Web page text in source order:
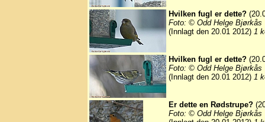
Hvilken fugl er dette?
Foto: © Odd Helge Bjørkås
(Innlagt den 20.01 2012) 1
Hvilken fugl er dette?
Foto: © Odd Helge Bjørkås
(Innlagt den 20.01 2012) 1
Er dette en Rødstrupe?
Foto: © Odd Helge Bjørkås